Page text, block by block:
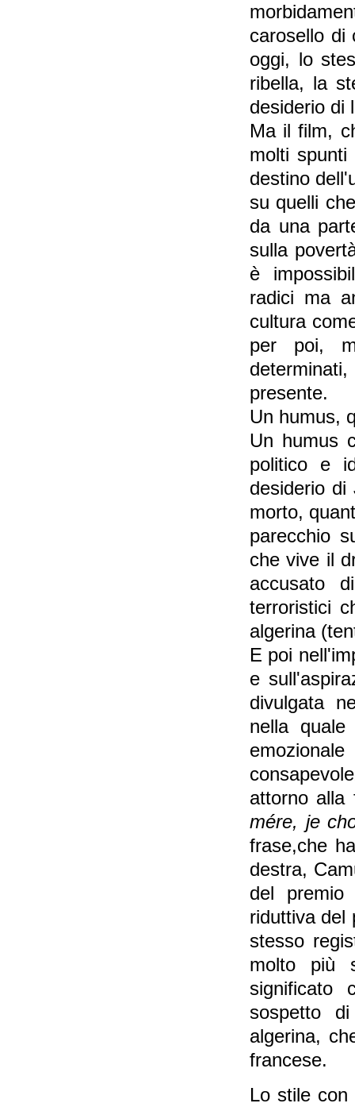
carosello di
oggi, lo
ribella, la
desiderio di
Ma il film,
molti
destino
su quelli
da una
sulla
è
radici ma
cultura
per poi,
presente.
Un humus,
Un humus
politico e
desiderio di
morto,
parecchio
che vive il
accusato
terroristici
algerina
E poi
e
divulgata
nella quale
attorno alla
mére, je
frase,che
destra,
del premio
riduttiva del
stesso
molto più
significato
sospetto
algerina,
francese.
Lo stile